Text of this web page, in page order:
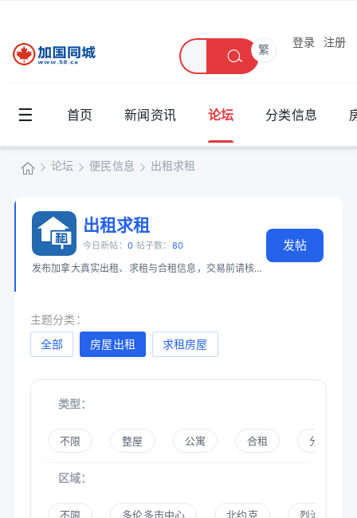
繁
登录 注册
☰ 首页 新闻资讯 论坛 分类信息
国
城
论坛 便民信息
›
出租求租
出租求租
今日新帖： 0 帖子数： 80
发布加拿大真实出租、求租与合租信息，交易前请核实身份。 📖 必读：
发帖
主题分类：
全部
房屋出租 求租房屋
类型：
不限 整屋 公寓 合租 分租
区域：
不限 多伦多市中心 北约克 烈治文山